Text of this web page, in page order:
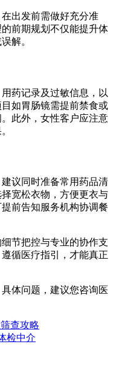
出发前需做好充分准
前期规划不仅能提升体
解。
药记录及过敏信息，以
如胃肠镜需提前禁食或
此外，女性客户应注意
议同时准备常用药品清
宽松衣物，方便更衣与
前告知服务机构协调餐
节把控与专业的协作支
循医疗指引，才能真正
体问题，建议您咨询医
查攻略
检中介